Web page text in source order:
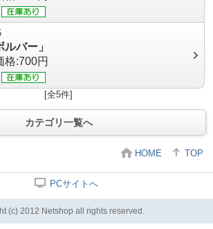
ルバー」
格:700円
[全5件]
カテゴリ一覧へ
HOME TOP
PCサイトへ
(c) 2012 Netshop all rights reserved.